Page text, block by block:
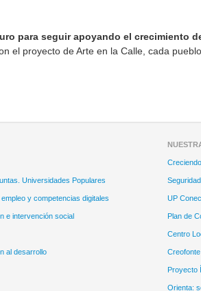
para seguir apoyando el crecimiento
el proyecto de Arte en la Calle, cada
Universidades Populares
y competencias digitales
e intervención social
al desarrollo
UP
Plan de
Centro
Creofonte
Proyecto
Orienta: